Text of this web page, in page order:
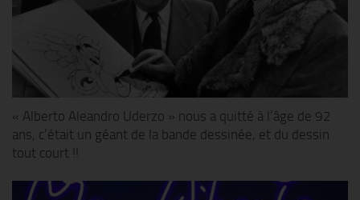
« Alberto Aleandro Uderzo » nous a quitté à l’âge de 92
ans, c’était un géant de la bande dessinée, et du dessin
tout court !!